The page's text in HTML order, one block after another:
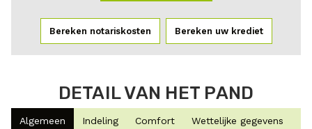
Bereken notariskosten Bereken uw krediet
DETAIL VAN HET PAND
Algemeen Indeling Comfort Wettelijke gegevens